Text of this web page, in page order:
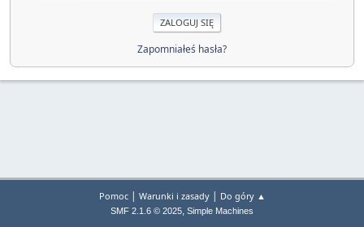
Zapomniałeś hasła?
Pomoc| Warunki i zasady| Do góry ▲
SMF 2.1.6 © 2025, Simple Machines